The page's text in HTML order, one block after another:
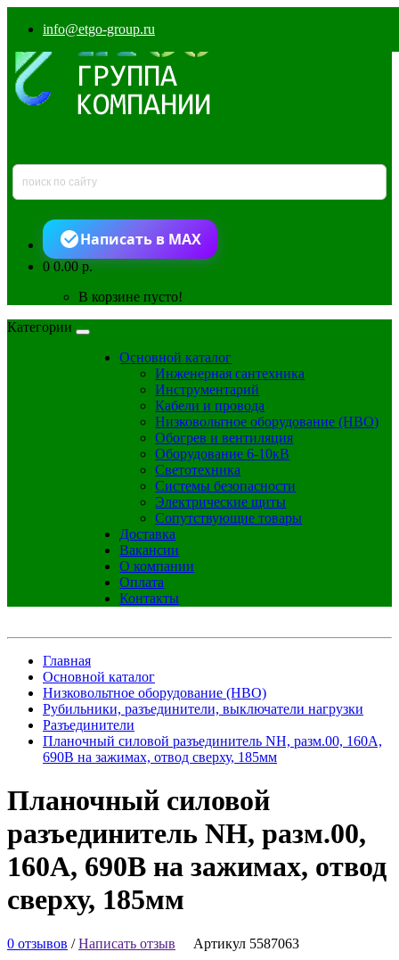
info@etgo-group.ru
Написать в MAX
00.00 р.
В корзине пусто!
Категории
Основной каталог
Инженерная сантехника
Инструментарий
Кабели и провода
Низковольтное оборудование (НВО)
Обогрев и вентиляция
Оборудование 6-10кВ
Светотехника
Системы безопасности
Электрические щиты
Сопутствующие товары
Доставка
Вакансии
О компании
Оплата
Контакты
Главная
Основной каталог
Низковольтное оборудование (НВО)
Рубильники, разъединители, выключатели нагрузки
Разъединители
Планочный силовой разъединитель NH, разм.00, 160А,
690В на зажимах, отвод сверху, 185мм
Планочный силовой
разъединитель NH, разм.00,
160А, 690В на зажимах, отвод
сверху, 185мм
0 отзывов /Написать отзыв Артикул 5587063